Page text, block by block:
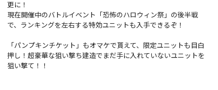
更に！
現在開催中のバトルイベント「恐怖のハロウィン祭」の後半戦
で、ランキングを左右する特効ユニットも入手できるぞ！
「パンプキンチケット」もオマケで貰えて、限定ユニットも目白
押し！超豪華な狙い撃ち建造でまだ手に入れていないユニットを
狙い撃て！！